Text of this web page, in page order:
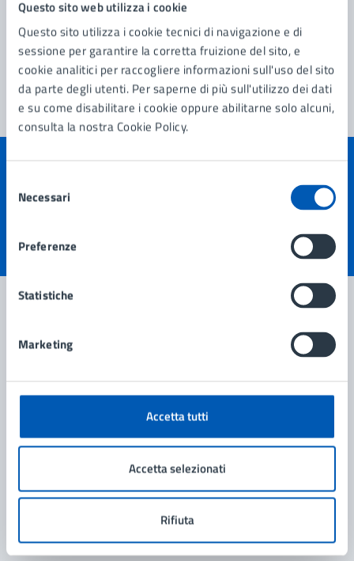
Questo sito web utilizza i cookie
Questo sito utilizza i cookie tecnici di navigazione e di
sessione per garantire la corretta fruizione del sito, e
cookie analitici per raccogliere informazioni sull'uso del sito
da parte degli utenti. Per saperne di più sull'utilizzo dei dati
e su come disabilitare i cookie oppure abilitarne solo alcuni,
consulta la nostra Cookie Policy.
delNecessari
Preferenze
Statistiche
Marketing
Accetta tutti
Accetta selezionati
Rifiuta
Quanto sono chiare le informazioni su questa
pagina?
Valuta 3 stelle su 5
Valuta 2 stelle su 5
Valuta 1 stelle su 5
Contatta il comune
Richiedi assistenza
Prenota appuntamento
Problemi in città